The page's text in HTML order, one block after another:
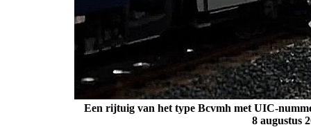
Een rijtuig van het type Bcvmh met UIC-
8 augustus